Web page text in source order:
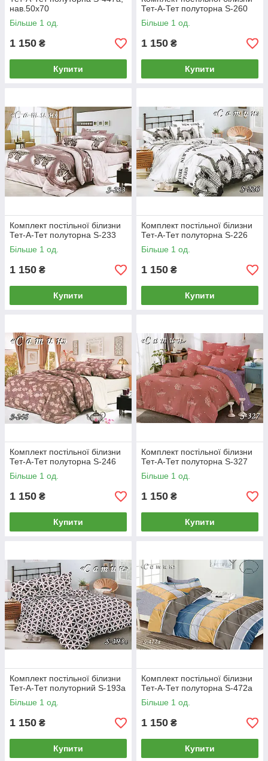
нав.50х70
Більше 1 од.
1 150 ₴
Купити
Тет-А-Тет полуторна S-260
Більше 1 од.
1 150 ₴
Купити
Комплект постільної білизни
Тет-А-Тет полуторна S-233
Більше 1 од.
1 150 ₴
Купити
Комплект постільної білизни
Тет-А-Тет полуторна S-226
Більше 1 од.
1 150 ₴
Купити
Комплект постільної білизни
Тет-А-Тет полуторна S-246
Більше 1 од.
1 150 ₴
Купити
Комплект постільної білизни
Тет-А-Тет полуторна S-327
Більше 1 од.
1 150 ₴
Купити
Комплект постільної білизни
Тет-А-Тет полуторний S-193а
Більше 1 од.
1 150 ₴
Купити
Комплект постільної білизни
Тет-А-Тет полуторна S-472а
Більше 1 од.
1 150 ₴
Купити